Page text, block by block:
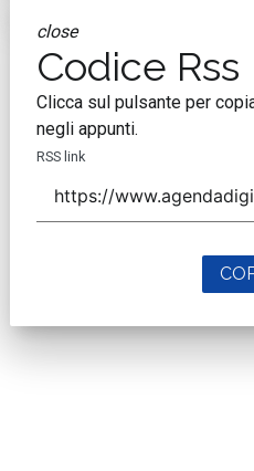
close
Codice Rss
Clicca sul pulsante per
negli appunti.
RSS link